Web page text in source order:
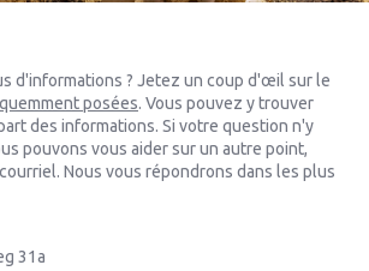
d'informations ? Jetez un coup d'œil sur le
posées. Vous pouvez y trouver
des informations. Si votre question n'y
pouvons vous aider sur un autre point,
Nous vous répondrons dans les plus
31a